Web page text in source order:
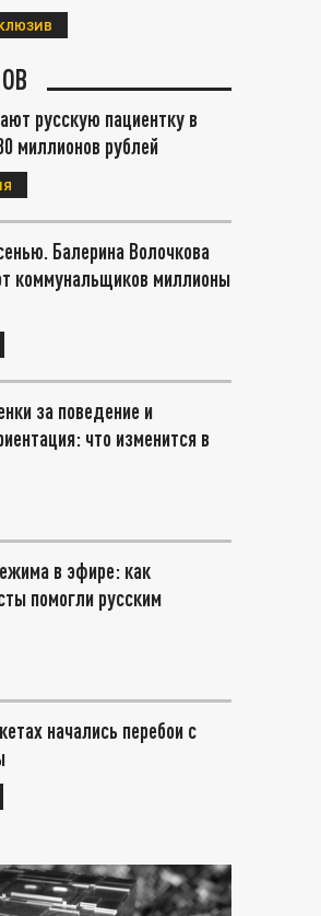
русскую пациентку в
миллионов рублей
Балерина Волочкова
коммунальщиков миллионы
за поведение и
что изменится в
в эфире: как
помогли русским
начались перебои с